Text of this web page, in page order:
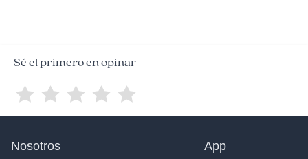
Sé el primero en opinar
Nosotros App